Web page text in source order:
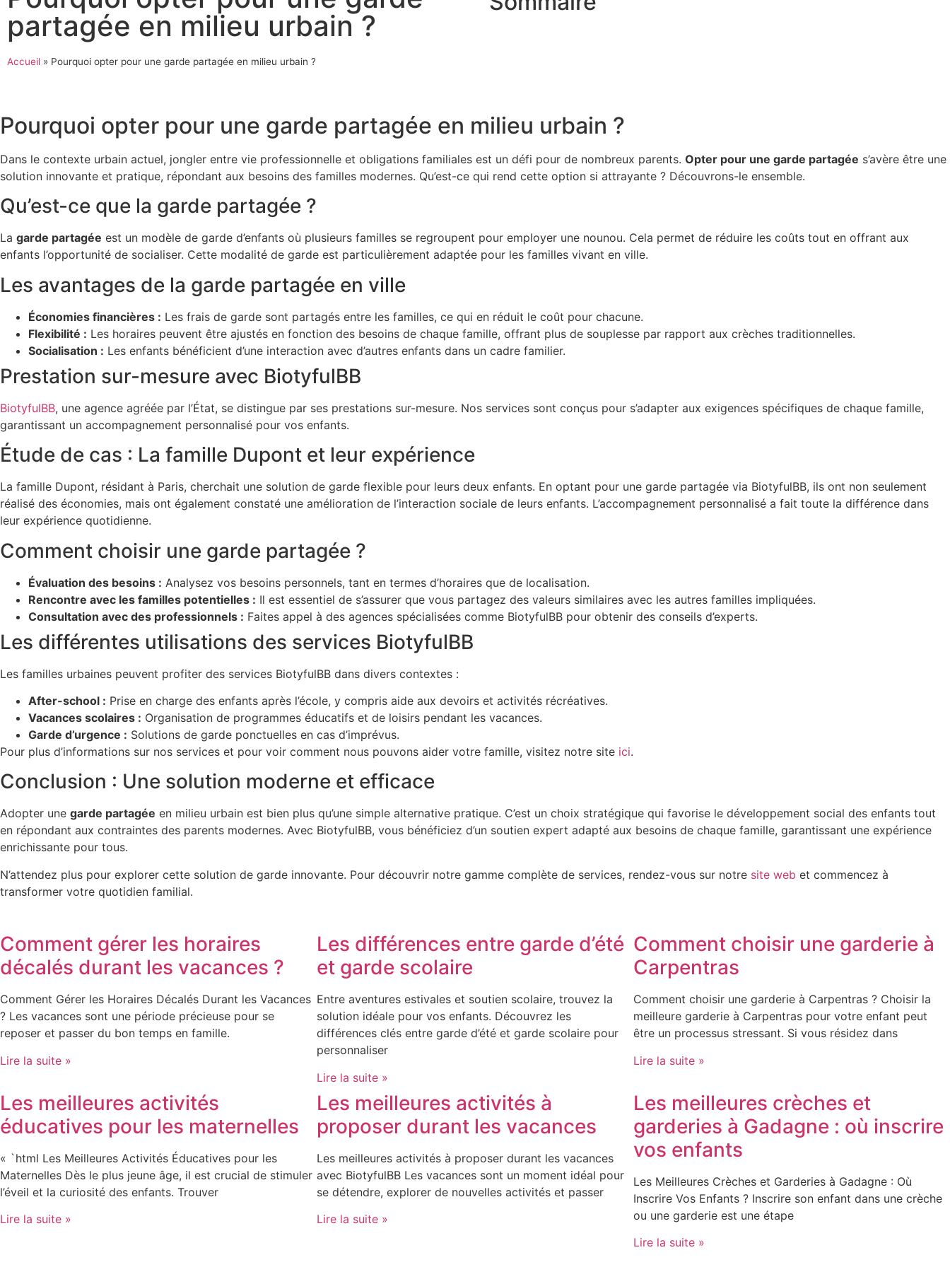
partagée en milieu urbain ?
Accueil » Pourquoi opter pour une garde partagée en milieu urbain ?
Pourquoi opter pour une garde partagée en milieu urbain ?
Dans le contexte urbain actuel, jongler entre vie professionnelle et obligations familiales est un défi pour de nombreux parents. Opter pour une garde partagée s’avère être une
solution innovante et pratique, répondant aux besoins des familles modernes. Qu’est-ce qui rend cette option si attrayante ? Découvrons-le ensemble.
Qu’est-ce que la garde partagée ?
La garde partagée est un modèle de garde d’enfants où plusieurs familles se regroupent pour employer une nounou. Cela permet de réduire les coûts tout en offrant aux
enfants l’opportunité de socialiser. Cette modalité de garde est particulièrement adaptée pour les familles vivant en ville.
Les avantages de la garde partagée en ville
Économies financières : Les frais de garde sont partagés entre les familles, ce qui en réduit le coût pour chacune.
Flexibilité : Les horaires peuvent être ajustés en fonction des besoins de chaque famille, offrant plus de souplesse par rapport aux crèches traditionnelles.
Socialisation : Les enfants bénéficient d’une interaction avec d’autres enfants dans un cadre familier.
Prestation sur-mesure avec BiotyfulBB
BiotyfulBB, une agence agréée par l’État, se distingue par ses prestations sur-mesure. Nos services sont conçus pour s’adapter aux exigences spécifiques de chaque famille,
garantissant un accompagnement personnalisé pour vos enfants.
Étude de cas : La famille Dupont et leur expérience
La famille Dupont, résidant à Paris, cherchait une solution de garde flexible pour leurs deux enfants. En optant pour une garde partagée via BiotyfulBB, ils ont non seulement
réalisé des économies, mais ont également constaté une amélioration de l’interaction sociale de leurs enfants. L’accompagnement personnalisé a fait toute la différence dans
leur expérience quotidienne.
Comment choisir une garde partagée ?
Évaluation des besoins : Analysez vos besoins personnels, tant en termes d’horaires que de localisation.
Rencontre avec les familles potentielles : Il est essentiel de s’assurer que vous partagez des valeurs similaires avec les autres familles impliquées.
Consultation avec des professionnels : Faites appel à des agences spécialisées comme BiotyfulBB pour obtenir des conseils d’experts.
Les différentes utilisations des services BiotyfulBB
Les familles urbaines peuvent profiter des services BiotyfulBB dans divers contextes :
After-school : Prise en charge des enfants après l’école, y compris aide aux devoirs et activités récréatives.
Vacances scolaires : Organisation de programmes éducatifs et de loisirs pendant les vacances.
Garde d’urgence : Solutions de garde ponctuelles en cas d’imprévus.
Pour plus d’informations sur nos services et pour voir comment nous pouvons aider votre famille, visitez notre site ici.
Conclusion : Une solution moderne et efficace
Adopter une garde partagée en milieu urbain est bien plus qu’une simple alternative pratique. C’est un choix stratégique qui favorise le développement social des enfants tout
en répondant aux contraintes des parents modernes. Avec BiotyfulBB, vous bénéficiez d’un soutien expert adapté aux besoins de chaque famille, garantissant une expérience
enrichissante pour tous.
N’attendez plus pour explorer cette solution de garde innovante. Pour découvrir notre gamme complète de services, rendez-vous sur notre site web et commencez à
transformer votre quotidien familial.
Comment gérer les horaires
décalés durant les vacances ?
Comment Gérer les Horaires Décalés Durant les Vacances
? Les vacances sont une période précieuse pour se
reposer et passer du bon temps en famille.
Lire la suite »
Les différences entre garde d’été
et garde scolaire
Entre aventures estivales et soutien scolaire, trouvez la
solution idéale pour vos enfants. Découvrez les
différences clés entre garde d’été et garde scolaire pour
personnaliser
Lire la suite »
Comment choisir une garderie à
Carpentras
Comment choisir une garderie à Carpentras ? Choisir la
meilleure garderie à Carpentras pour votre enfant peut
être un processus stressant. Si vous résidez dans
Lire la suite »
Les meilleures activités
éducatives pour les maternelles
« `html Les Meilleures Activités Éducatives pour les
Maternelles Dès le plus jeune âge, il est crucial de stimuler
l’éveil et la curiosité des enfants. Trouver
Lire la suite »
Les meilleures activités à
proposer durant les vacances
Les meilleures activités à proposer durant les vacances
avec BiotyfulBB Les vacances sont un moment idéal pour
se détendre, explorer de nouvelles activités et passer
Lire la suite »
Les meilleures crèches et
garderies à Gadagne : où inscrire
vos enfants
Les Meilleures Crèches et Garderies à Gadagne : Où
Inscrire Vos Enfants ? Inscrire son enfant dans une crèche
ou une garderie est une étape
Lire la suite »